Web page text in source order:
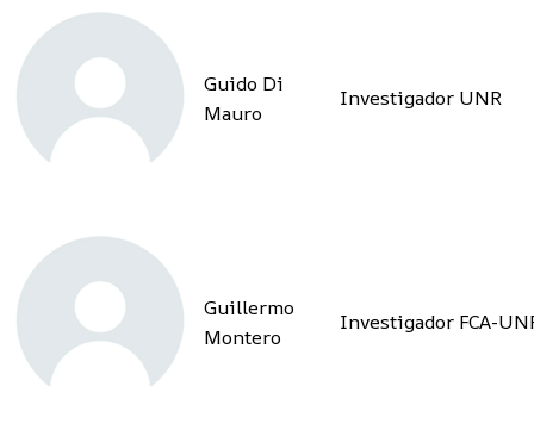
Guido Di
Mauro
Investigador UNR
Guillermo
Montero
Investigador FCA-